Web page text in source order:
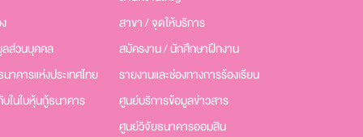
ส่วนบุคคล
าคารแห่งประเทศไทย
ในใบหุ้นกู้ธนาคาร
สาขา / จุดให้บริการ
สมัครงาน / นักศึกษาฝึกงาน
รายงานและช่องทางการร้องเรียน
ศูนย์บริการข้อมูลข่าวสาร
ศูนย์วิจัยธนาคารออมสิน